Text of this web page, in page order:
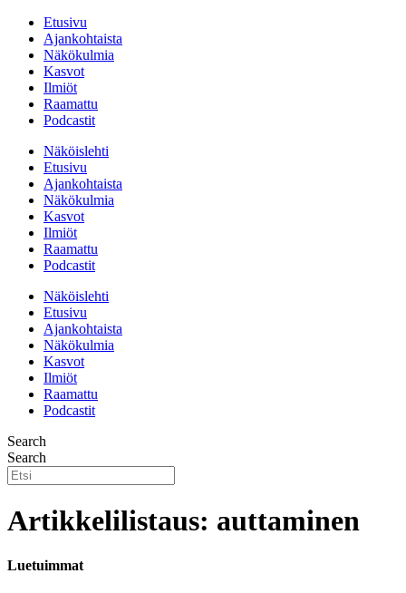
Etusivu
Ajankohtaista
Näkökulmia
Kasvot
Ilmiöt
Raamattu
Podcastit
Näköislehti
Etusivu
Ajankohtaista
Näkökulmia
Kasvot
Ilmiöt
Raamattu
Podcastit
Näköislehti
Etusivu
Ajankohtaista
Näkökulmia
Kasvot
Ilmiöt
Raamattu
Podcastit
Search
Search
Artikkelilistaus: auttaminen
Luetuimmat